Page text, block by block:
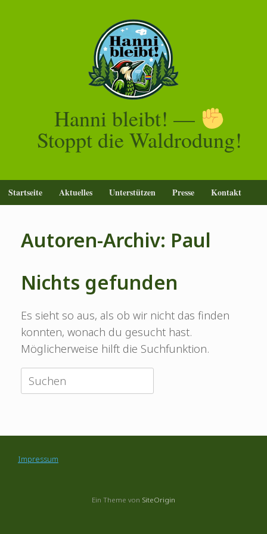
Hanni bleibt! —
Stoppt die Waldrodung!
Startseite Aktuelles Unterstützen Presse Kontakt
Autoren-Archiv: Paul
Nichts gefunden
Es sieht so aus, als ob wir nicht das finden
konnten, wonach du gesucht hast.
Möglicherweise hilft die Suchfunktion.
Suche
nach:
Impressum
Ein Theme von SiteOrigin